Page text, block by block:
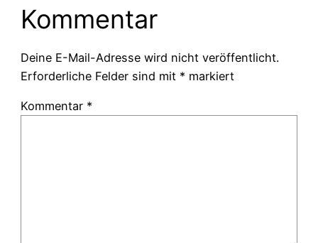
Kommentar
Deine E-Mail-Adresse wird nicht veröffentlicht.
Erforderliche Felder sind mit * markiert
Kommentar *